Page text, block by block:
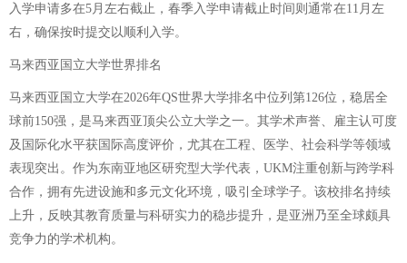
入学申请多在5月左右截止，春季入学申请截止时间则通常在11月左
右，确保按时提交以顺利入学。
马来西亚国立大学世界排名
马来西亚国立大学在2026年QS世界大学排名中位列第126位，稳居全
球前150强，是马来西亚顶尖公立大学之一。其学术声誉、雇主认可度
及国际化水平获国际高度评价，尤其在工程、医学、社会科学等领域
表现突出。作为东南亚地区研究型大学代表，UKM注重创新与跨学科
合作，拥有先进设施和多元文化环境，吸引全球学子。该校排名持续
上升，反映其教育质量与科研实力的稳步提升，是亚洲乃至全球颇具
竞争力的学术机构。